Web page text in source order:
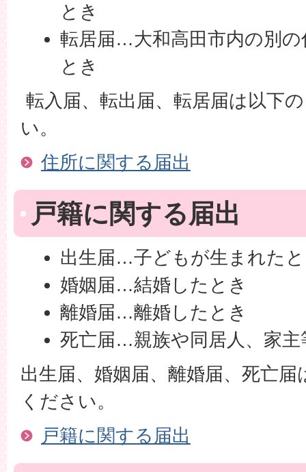
とき
転居届…大和高田市内の別
とき
転入届、転出届、転居届は以下
い。
住所に関する届出
戸籍に関する届出
出生届…子どもが生まれた
婚姻届…結婚したとき
離婚届…離婚したとき
死亡届…親族や同居人、家
出生届、婚姻届、離婚届、死亡
ください。
戸籍に関する届出